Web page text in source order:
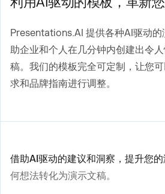
Presentations.AI 提供各种AI驱动
助企业和个人在几分钟内创建出令
稿。我们的模板完全可定制，让您
求和品牌指南进行调整。
借助AI驱动的建议和洞察，提升您的
何想法转化为演示文稿。